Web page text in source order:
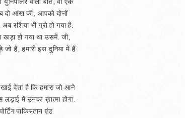
दो आंख की, आपको दोनों
रशिया भी ग्रो हो गया है.
हो गया था उसमें. जी,
हैं, हमारी इस दुनिया में हैं.
देता है कि हमारा जो आने
में उनका ख़ात्मा होगा.
पाकिस्तान एंड